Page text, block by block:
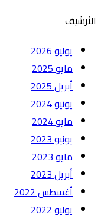
الأرشيف
يوليو 2026
مايو 2025
أبريل 2025
يونيو 2024
مايو 2024
يونيو 2023
مايو 2023
أبريل 2023
أغسطس 2022
يوليو 2022